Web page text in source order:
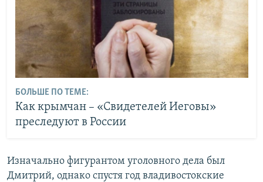
БОЛЬШЕ ПО ТЕМЕ:
Как крымчан – «Свидетелей Иеговы»
преследуют в России
Изначально фигурантом уголовного дела был
Дмитрий, однако спустя год владивостокские